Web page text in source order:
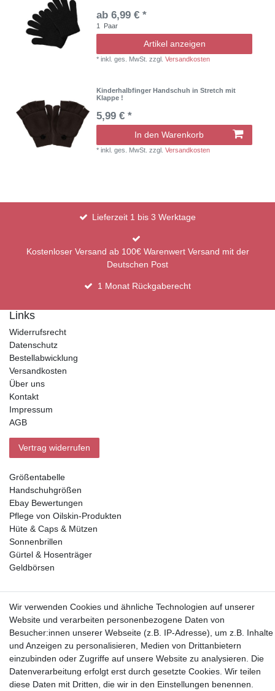
ab 6,99 € *
1 Paar
Artikel anzeigen
*inkl. ges. MwSt. zzgl.Versandkosten
Kinderhalbfinger Handschuh in Stretch mit
Klappe !
5,99 € *
In den Warenkorb
*inkl. ges. MwSt. zzgl.Versandkosten
Lieferzeit 1 bis 3 Werktage
Kostenloser Versand ab 100€ Warenwert Versand mit der
Deutschen Post
1 Monat Rückgaberecht
Links
Widerrufsrecht
Datenschutz
Bestellabwicklung
Versandkosten
Über uns
Kontakt
Impressum
AGB
Vertrag widerrufen
Größentabelle
Handschuhgrößen
Ebay Bewertungen
Pflege von Oilskin-Produkten
Hüte & Caps & Mützen
Sonnenbrillen
Gürtel & Hosenträger
Geldbörsen
Partner
Wir verwenden Cookies und ähnliche Technologien auf unserer
Website und verarbeiten personenbezogene Daten von
Besucher:innen unserer Webseite (z.B. IP-Adresse), um z.B. Inhalte
und Anzeigen zu personalisieren, Medien von Drittanbietern
einzubinden oder Zugriffe auf unsere Website zu analysieren. Die
Datenverarbeitung erfolgt erst durch gesetzte Cookies. Wir teilen
diese Daten mit Dritten, die wir in den Einstellungen benennen.